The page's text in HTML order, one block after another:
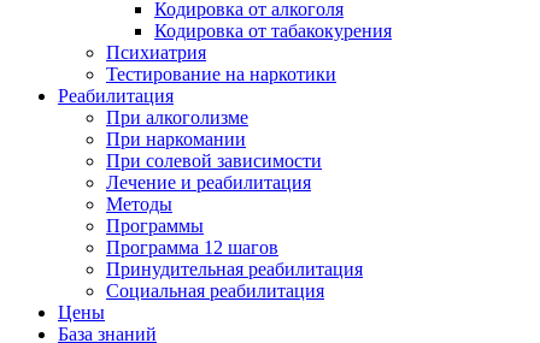
Кодировка от алкоголя
Кодировка от табакокурения
Психиатрия
Тестирование на наркотики
Реабилитация
При алкоголизме
При наркомании
При солевой зависимости
Лечение и реабилитация
Методы
Программы
Программа 12 шагов
Принудительная реабилитация
Социальная реабилитация
Цены
База знаний